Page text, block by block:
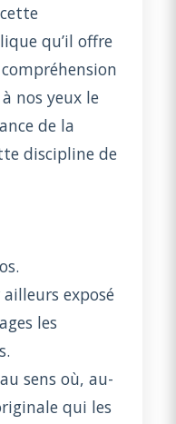
qu’il offre
nos yeux le
de la
discipline de
exposé
les
sens où, au-
qui les